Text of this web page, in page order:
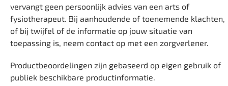
vervangt geen persoonlijk advies van een arts of
fysiotherapeut. Bij aanhoudende of toenemende klachten,
of bij twijfel of de informatie op jouw situatie van
toepassing is, neem contact op met een zorgverlener.
Productbeoordelingen zijn gebaseerd op eigen gebruik of
publiek beschikbare productinformatie.